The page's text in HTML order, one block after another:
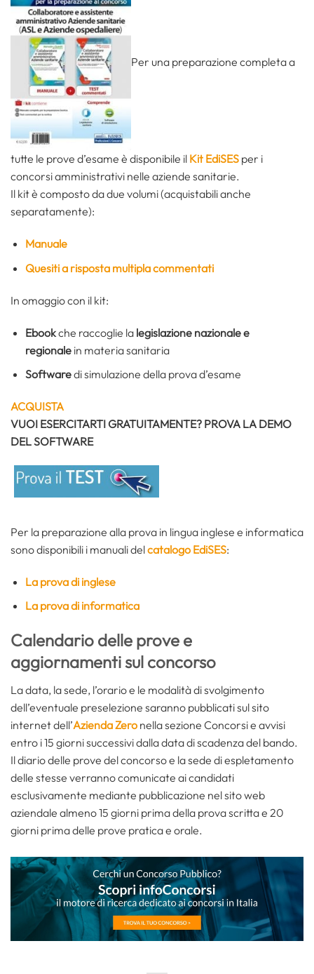
Per una preparazione completa a
tutte le prove d’esame è disponibile il Kit EdiSES per i
concorsi amministrativi nelle aziende sanitarie.
Il kit è composto da due volumi (acquistabili anche
separatamente):
Manuale
Quesiti a risposta multipla commentati
In omaggio con il kit:
Ebookche raccoglie la legislazione nazionale e
regionale in materia sanitaria
Softwaredi simulazione della prova d’esame
ACQUISTA
VUOI ESERCITARTI GRATUITAMENTE? PROVA LA DEMO
DEL SOFTWARE
Per la preparazione alla prova in lingua inglese e informatica
sono disponibili i manuali delcatalogo EdiSES:
La prova di inglese
La prova di informatica
Calendario delle prove e
aggiornamenti sul concorso
La data, la sede, l’orario e le modalità di svolgimento
dell’eventuale preselezione saranno pubblicati sul sito
internet dell’Azienda Zero nella sezione Concorsi e avvisi
entro i 15 giorni successivi dalla data di scadenza del bando.
Il diario delle prove del concorso e la sede di espletamento
delle stesse verranno comunicate ai candidati
esclusivamente mediante pubblicazione nel sito web
aziendale almeno 15 giorni prima della prova scritta e 20
giorni prima delle prove pratica e orale.